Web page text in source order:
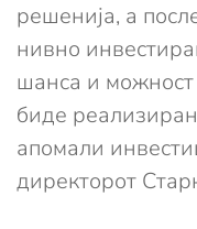
решенија, а
нивно
шанса и можност
биде
апомали
директорот